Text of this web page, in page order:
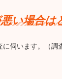
い場合は
伺います。（調